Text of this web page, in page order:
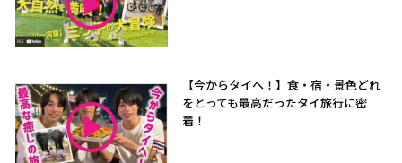
【今からタイへ！】食・宿・景色どれ
をとっても最高だったタイ旅行に密
着！